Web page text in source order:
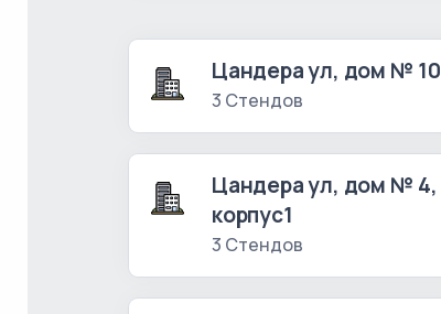
Цандера ул, дом № 10
3 Стендов
Цандера ул, дом № 4,
корпус1
3 Стендов